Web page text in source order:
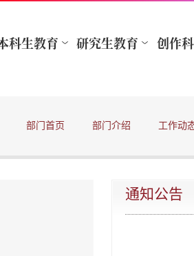
部门首页 部门介绍 工作动
通知公告